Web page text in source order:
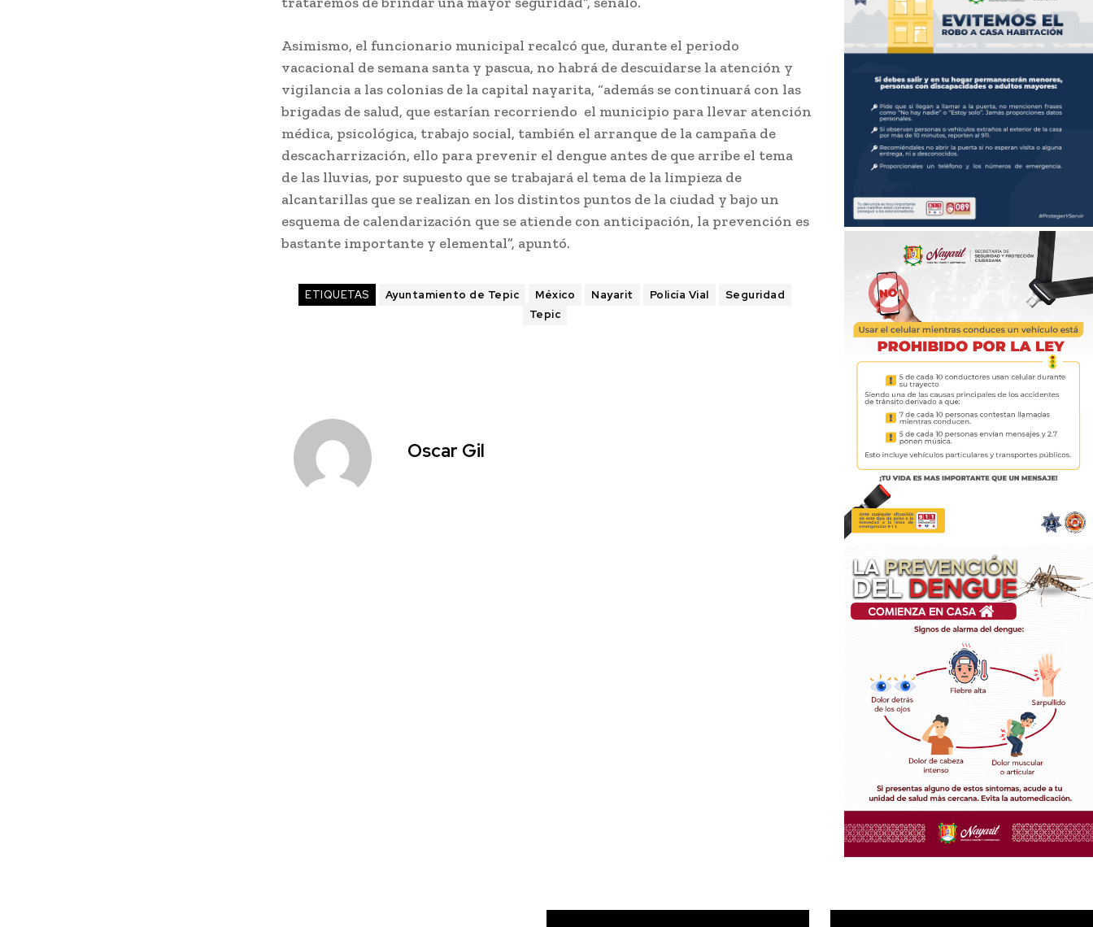
Asimismo, el funcionario municipal recalcó que, durante el periodo
vacacional de semana santa y pascua, no habrá de descuidarse la atención y
vigilancia a las colonias de la capital nayarita, “además se continuará con las
brigadas de salud, que estarían recorriendo el municipio para llevar atención
médica, psicológica, trabajo social, también el arranque de la campaña de
descacharrización, ello para prevenir el dengue antes de que arribe el tema
de las lluvias, por supuesto que se trabajará el tema de la limpieza de
alcantarillas que se realizan en los distintos puntos de la ciudad y bajo un
esquema de calendarización que se atiende con anticipación, la prevención es
bastante importante y elemental”, apuntó.
ETIQUETAS Ayuntamiento de Tepic México Nayarit Policía Vial
Seguridad
Tepic
Oscar Gil